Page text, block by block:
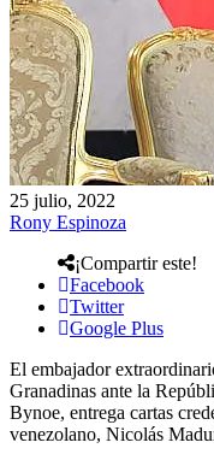
25 julio, 2022
Rony Espinoza
¡Compartir este!
Facebook
Twitter
Google Plus
El embajador
Granadinas ante la
Bynoe, entrega cartas
venezolano, Nicolás